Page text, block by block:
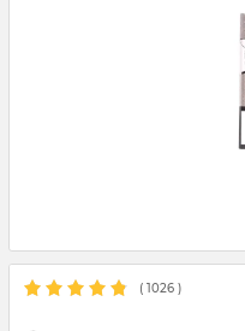
( 1026 )